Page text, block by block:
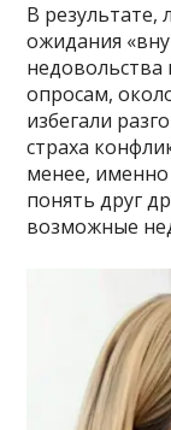
В результате,
ожидания
недовольства
опросам,
избегали
страха
менее,
понять друг
возможные